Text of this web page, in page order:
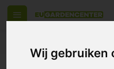
Wij gebruiken